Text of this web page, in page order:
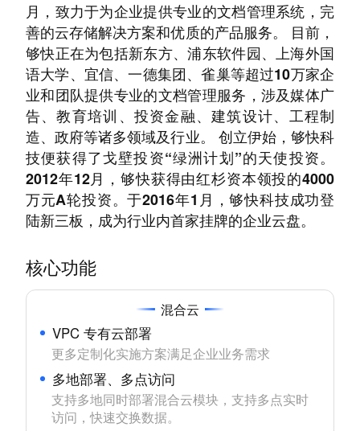
月，致力于为企业提供专业的文档管理系统，完
善的云存储解决方案和优质的产品服务。 目前，
够快正在为包括新东方、浦东软件园、上海外国
语大学、宜信、一德集团、雀巢等超过10万家企
业和团队提供专业的文档管理服务，涉及媒体广
告、教育培训、投资金融、建筑设计、工程制
造、政府等诸多领域及行业。 创立伊始，够快科
技便获得了戈壁投资“绿洲计划”的天使投资。
2012年12月，够快获得由红杉资本领投的4000
万元A轮投资。于2016年1月，够快科技成功登
陆新三板，成为行业内首家挂牌的企业云盘。
核心功能
混合云
VPC 专有云部署
更多定制化实施方案满足企业业务需求
多地部署、多点访问
支持多地同时部署混合云模块，支持多点实时
访问，快速交换数据。